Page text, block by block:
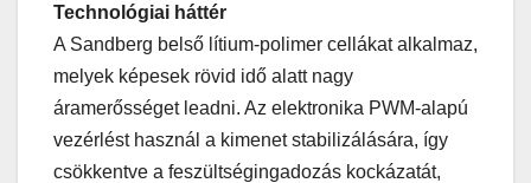
Technológiai háttér
A Sandberg belső lítium-polimer cellákat alkalmaz,
melyek képesek rövid idő alatt nagy
áramerősséget leadni. Az elektronika PWM-alapú
vezérlést használ a kimenet stabilizálására, így
csökkentve a feszültségingadozás kockázatát,